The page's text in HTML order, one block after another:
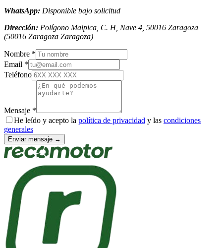
WhatsApp: Disponible bajo solicitud
Dirección: Polígono Malpica, C. H, Nave 4, 50016 Zaragoza
(50016 Zaragoza Zaragoza)
Nombre *
Email *
Teléfono
Mensaje *
He leído y acepto la política de privacidad y las condiciones
generales
Enviar mensaje →